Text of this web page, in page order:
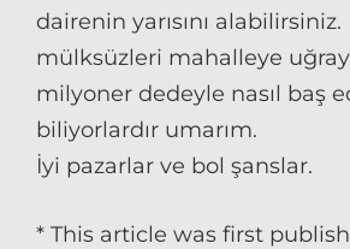
dairenin yarısını alabilirsiniz.
mülksüzleri mahalleye
milyoner dedeyle nasıl baş
biliyorlardır umarım.
İyi pazarlar ve bol şanslar.
* This article was first